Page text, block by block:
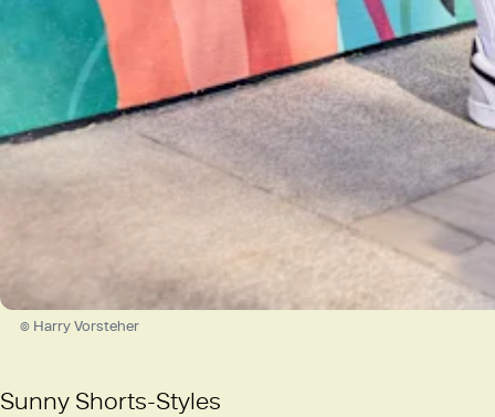
© Harry Vorsteher
Sunny Shorts-Styles